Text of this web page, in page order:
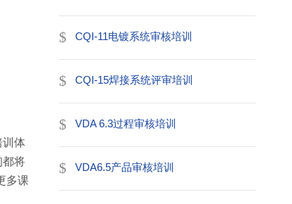
训体
都将
多课
CQI-11电镀系统审核培训
CQI-15焊接系统评审培训
VDA 6.3过程审核培训
VDA6.5产品审核培训